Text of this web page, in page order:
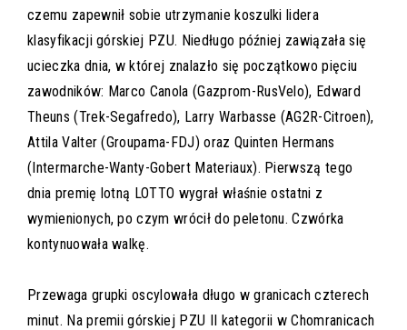
czemu zapewnił sobie utrzymanie koszulki lidera
klasyfikacji górskiej PZU. Niedługo później zawiązała się
ucieczka dnia, w której znalazło się początkowo pięciu
zawodników: Marco Canola (Gazprom-RusVelo), Edward
Theuns (Trek-Segafredo), Larry Warbasse (AG2R-Citroen),
Attila Valter (Groupama-FDJ) oraz Quinten Hermans
(Intermarche-Wanty-Gobert Materiaux). Pierwszą tego
dnia premię lotną LOTTO wygrał właśnie ostatni z
wymienionych, po czym wrócił do peletonu. Czwórka
kontynuowała walkę.
Przewaga grupki oscylowała długo w granicach czterech
minut. Na premii górskiej PZU II kategorii w Chomranicach